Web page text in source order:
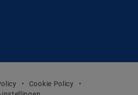
Cookie Policy